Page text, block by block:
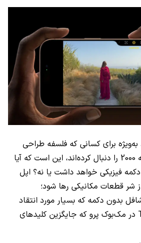
برای کسانی که فلسفه طراحی
استیو جابز در اواخر دهه 2000 را دنبال کرده‌اند، این است که آیا
2035 هنوز دکمه فیزیکی خواهد داشت یا نه؟ اپل
شر قطعات مکانیکی رها شود؛
بدون دکمه که بسیار مورد انتقاد
قرار گرفت، یا Touch Bar در مک‌بوک پرو که جایگزین کلیدهای